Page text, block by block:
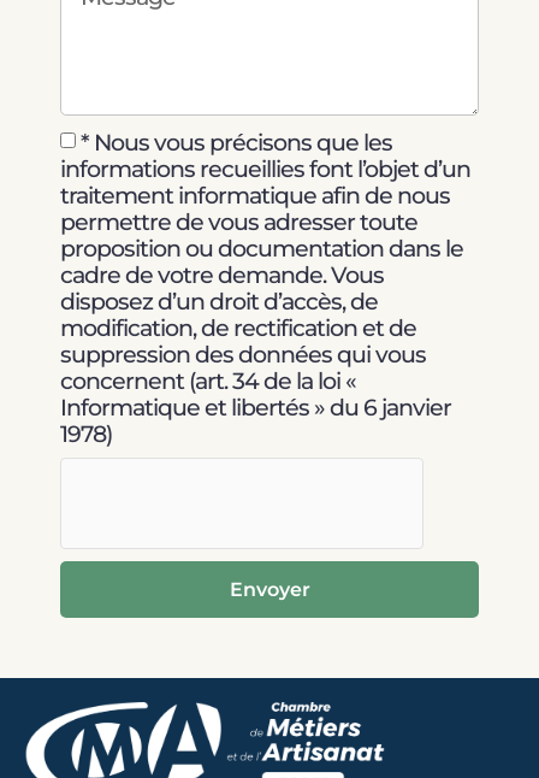
* Nous vous précisons que les
informations recueillies font l’objet d’un
traitement informatique afin de nous
permettre de vous adresser toute
proposition ou documentation dans le
cadre de votre demande. Vous
disposez d’un droit d’accès, de
modification, de rectification et de
suppression des données qui vous
concernent (art. 34 de la loi «
Informatique et libertés » du 6 janvier
1978)
Envoyer